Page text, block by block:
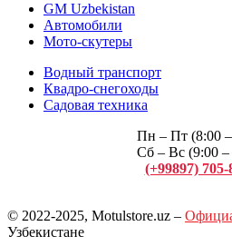
GM Uzbekistan
Автомобили
Мото-скутеры
Водный транспорт
Квадро-снегоходы
Садовая техника
Пн – Пт (8:00
Сб – Вс (9:00 –
(+99897) 705-
© 2022-2025, Motulstore.uz –
Узбекистане